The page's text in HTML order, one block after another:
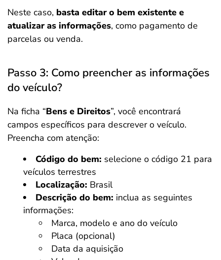
Neste caso, basta editar o bem existente e
atualizar as informações, como pagamento de
parcelas ou venda.
Passo 3: Como preencher as informações
do veículo?
Na ficha “Bens e Direitos”, você encontrará
campos específicos para descrever o veículo.
Preencha com atenção:
Código do bem: selecione o código 21 para
veículos terrestres
Localização: Brasil
Descrição do bem: inclua as seguintes
informações:
Marca, modelo e ano do veículo
Placa (opcional)
Data da aquisição